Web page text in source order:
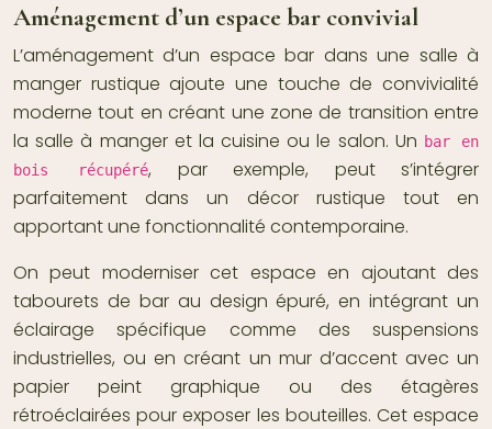
Aménagement d’un espace bar convivial
L’aménagement d’un espace bar dans une salle à
manger rustique ajoute une touche de convivialité
moderne tout en créant une zone de transition entre
la salle à manger et la cuisine ou le salon. Un bar en
bois récupéré, par exemple, peut s’intégrer
parfaitement dans un décor rustique tout en
apportant une fonctionnalité contemporaine.
On peut moderniser cet espace en ajoutant des
tabourets de bar au design épuré, en intégrant un
éclairage spécifique comme des suspensions
industrielles, ou en créant un mur d’accent avec un
papier peint graphique ou des étagères
rétroéclairées pour exposer les bouteilles. Cet espace